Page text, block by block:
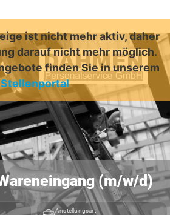
ist nicht mehr aktiv, daher
darauf nicht mehr möglich.
finden Sie in unserem
Stellenportal
(m/w/d)
Anstellungsart